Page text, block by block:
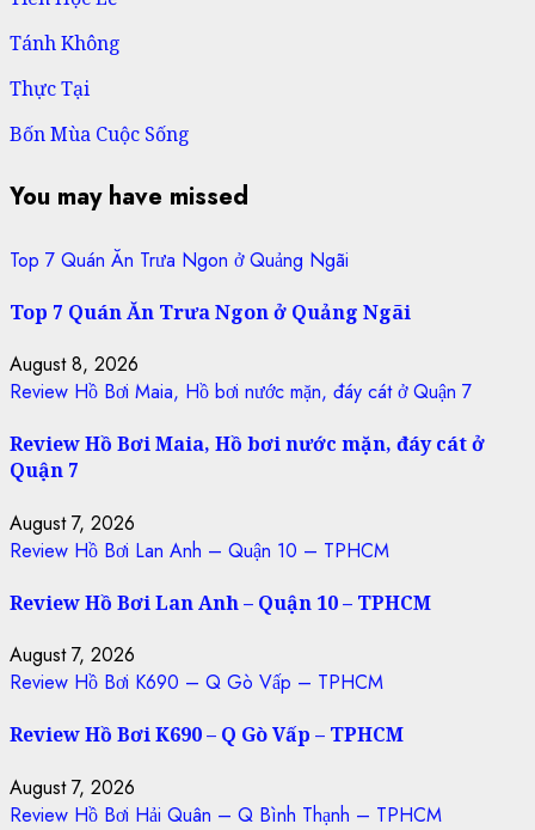
Tánh Không
Thực Tại
Bốn Mùa Cuộc Sống
You may have missed
Top 7 Quán Ăn Trưa Ngon ở Quảng Ngãi
Top 7 Quán Ăn Trưa Ngon ở Quảng Ngãi
August 8, 2026
Review Hồ Bơi Maia, Hồ bơi nước mặn, đáy cát ở Quận 7
Review Hồ Bơi Maia, Hồ bơi nước mặn, đáy cát ở
Quận 7
August 7, 2026
Review Hồ Bơi Lan Anh – Quận 10 – TPHCM
Review Hồ Bơi Lan Anh – Quận 10 – TPHCM
August 7, 2026
Review Hồ Bơi K690 – Q Gò Vấp – TPHCM
Review Hồ Bơi K690 – Q Gò Vấp – TPHCM
August 7, 2026
Review Hồ Bơi Hải Quân – Q Bình Thạnh – TPHCM